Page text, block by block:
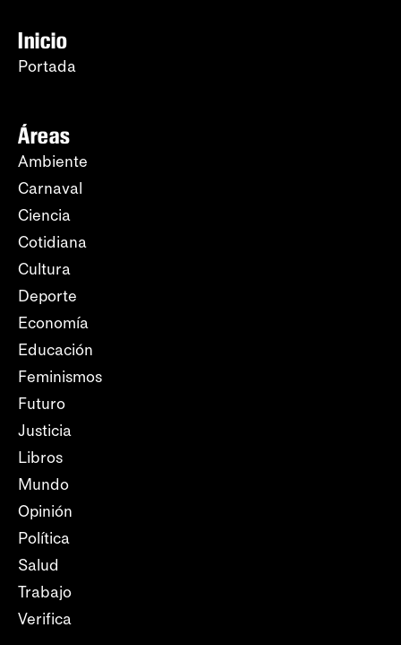
Inicio
Portada
Áreas
Ambiente
Carnaval
Ciencia
Cotidiana
Cultura
Deporte
Economía
Educación
Feminismos
Futuro
Justicia
Libros
Mundo
Opinión
Política
Salud
Trabajo
Verifica